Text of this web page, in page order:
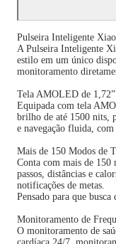
Pulseira Inteligente
A Pulseira Inteligente
estilo em um único
monitoramento
Tela AMOLED de 1,72”
Equipada com tela
brilho de até 1500 nits,
e navegação fluida,
Mais de 150 Modos de
Conta com mais de
passos, distâncias e
notificações de metas.
Pensado para que busca
Monitoramento de
O monitoramento de